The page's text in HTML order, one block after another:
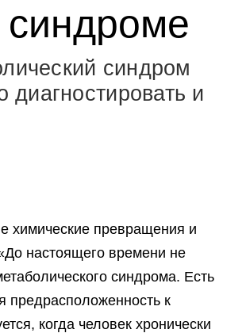
синдром
и
химические превращения и
настоящего времени не
синдрома. Есть
предрасположенность к
когда человек хронически